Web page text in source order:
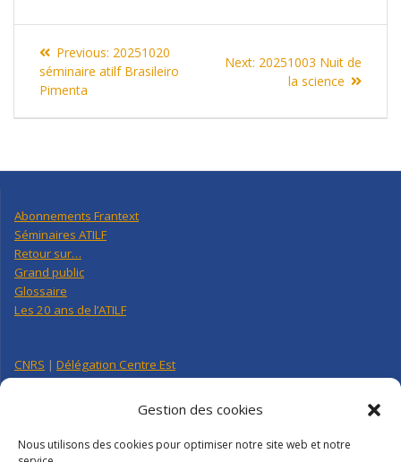
Gestion des cookies
Nous utilisons des cookies pour optimiser notre site web et notre
Navigation
de
l’article
Previous: Previous
post:
20251020
séminaire atilf Brasileiro
Pimenta
Next: Next
20251003 Nuit de
la science
Abonnements Frantext
Séminaires ATILF
Retour sur…
Grand public
Glossaire
Les 20 ans de l’ATILF
CNRS | Délégation Centre Est
Université de Lorraine
CNRS Hebdo Centre-Est